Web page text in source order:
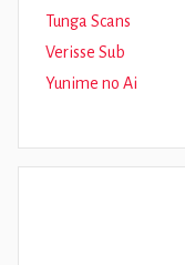
Tunga Scans
Verisse Sub
Yunime no Ai